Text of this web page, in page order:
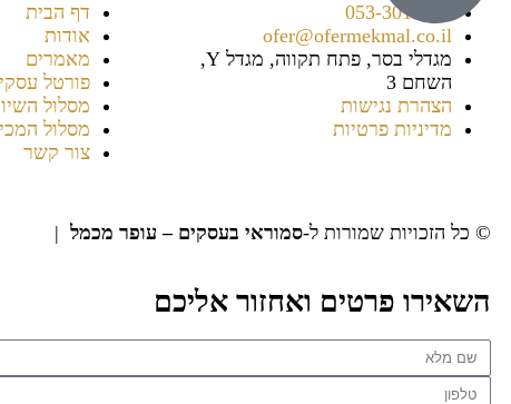
053-3016038⁩
ofer@ofermekmal.co.il
מגדלי בסר, פתח תקווה, מגדל Y,
השחם 3
הצהרת נגישות
מדיניות פרטיות
דף הבית
אודות
מאמרים
פורטל
מסלול
מסלול
צור קשר
© כל הזכויות שמורות ל-סמוראי בעסקים – עופר מכמל |
השאירו פרטים ואחזור אליכם